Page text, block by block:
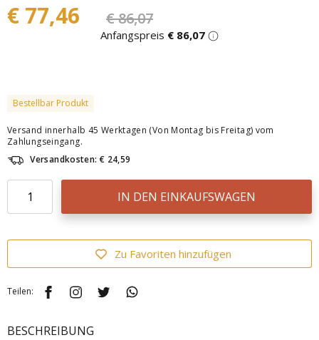
€ 77,46 € 86,07
Anfangspreis € 86,07
Bestellbar Produkt
Versand innerhalb 45 Werktagen (Von Montag bis Freitag) vom
Zahlungseingang.
Versandkosten: € 24,59
IN DEN EINKAUFSWAGEN
Zu Favoriten hinzufügen
Teilen:
BESCHREIBUNG